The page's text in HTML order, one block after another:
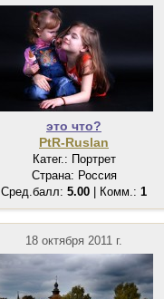
это что?
PtR-Ruslan
Катег.: Портрет
Страна: Россия
Сред.балл: 5.00 | Комм.: 1
18 октября 2011 г.